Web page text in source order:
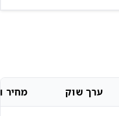
ערך שוק מחיר